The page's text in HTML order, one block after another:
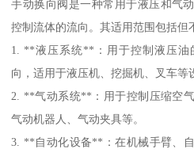
手动换向阀是一种常用于液压和气
控制流体的流向。其适用范围包括但
1. **液压系统**：用于控制液压油
向，适用于液压机、挖掘机、叉车等
2. **气动系统**：用于控制压缩空
气动机器人、气动夹具等。
3. **自动化设备**：在机械手臂、